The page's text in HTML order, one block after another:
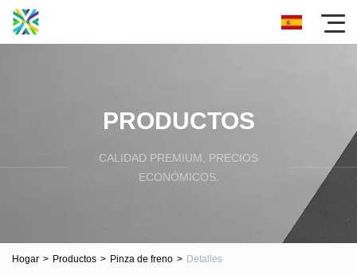
PRODUCTOS
CALIDAD PREMIUM, PRECIOS
ECONÓMICOS.
Hogar > Productos > Pinza de freno > Detalles